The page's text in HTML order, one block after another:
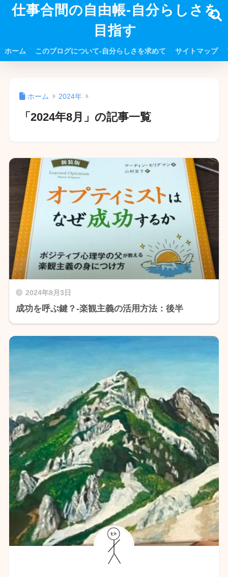
仕事合間の自由帳-自分らしさを
目指す
ホーム このブログについて-自分らしさを求めて サイトマップ
ホーム 2024年
「2024年8月」の記事一覧
2024年8月3日
成功を呼ぶ鍵？-楽観主義の活用方法：後半